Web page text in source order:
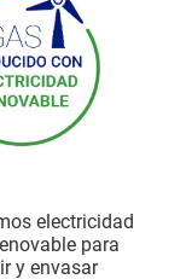
electricidad
para
y envasar